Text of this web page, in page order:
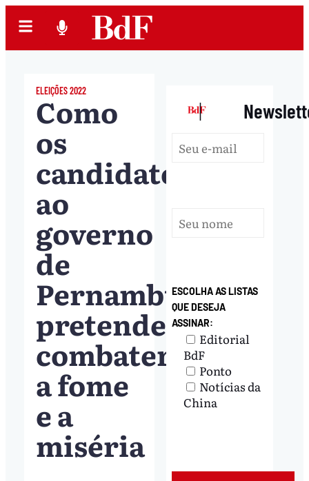
ELEIÇÕES 2022
Como
os
candidatos
ao
governo
de
Pernambuco
pretendem
combater
a fome
e a
miséria
|
ESCOLHA AS LISTAS
QUE DESEJA
ASSINAR:
Editorial
BdF
Ponto
Notícias da
China